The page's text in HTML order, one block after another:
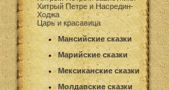
Хитрый Петре и Насредин-
Ходжа
Царь и красавица
Мансийские сказки
Марийские сказки
Мексиканские сказки
Молдавские сказки